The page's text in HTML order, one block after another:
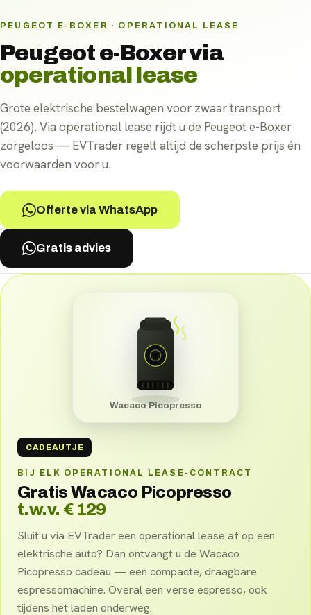
PEUGEOT E-BOXER · OPERATIONAL LEASE
Peugeot e-Boxervia
operational lease
Grote elektrische bestelwagen voor zwaar transport
(2026). Via operational lease rijdt u de Peugeot e-Boxer
zorgeloos — EVTrader regelt altijd de scherpste prijs én
voorwaarden voor u.
Offerte via WhatsApp
Gratis advies
CADEAUTJE
BIJ ELK OPERATIONAL LEASE-CONTRACT
Gratis Wacaco Picopresso
t.w.v. € 129
Sluit u via EVTrader een operational lease af op een
elektrische auto? Dan ontvangt u de Wacaco
Picopresso cadeau — een compacte, draagbare
espressomachine. Overal een verse espresso, ook
tijdens het laden onderweg.
Wacaco Picopresso